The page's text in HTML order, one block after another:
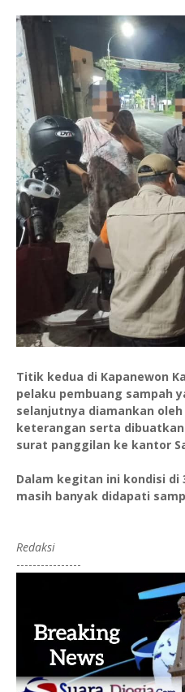
Titik kedua di Kapanewon
pelaku pembuang sampah
selanjutnya diamankan
keterangan serta
surat panggilan ke kantor
Dalam kegitan ini kondisi di
masih banyak didapati
Redaksi
----------------